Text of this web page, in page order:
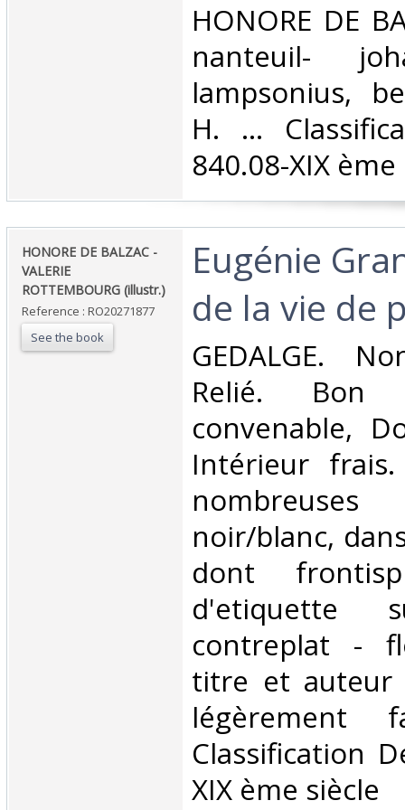
‎HONORE DE
nanteuil-
lampsonius,
H. ...
840.08-XIX
‎HONORE DE BALZAC -
VALERIE
ROTTEMBOURG (illustr.)‎
Reference : RO20271877
See the book
‎Eugénie
de la vie de
‎GEDALGE.
Relié. Bon
convenable,
Intérieur
noir/blanc,
dont
contreplat -
titre et auteur
Classification
XIX ème siècle‎